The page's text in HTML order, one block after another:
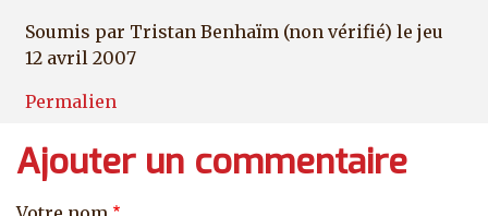
Soumis par Tristan Benhaïm (non vérifié) le jeu
12 avril 2007
Permalien
Ajouter un commentaire